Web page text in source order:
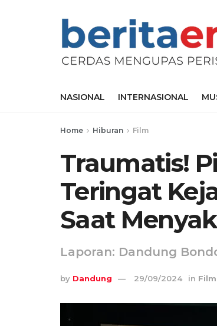
NASIONAL INTERNASIONAL
Home Hiburan Film
Traumatis!
Teringat
Saat
Laporan: Dandung
by Dandung 29/09/2024 in Film